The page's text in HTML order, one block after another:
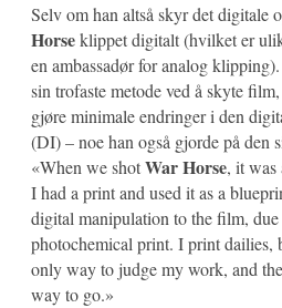
Selv om han altså skyr det digitale
Horseklippet digitalt (hvilket er
en ambassadør for analog
sin trofaste metode ved å skyte
gjøre minimale endringer i den
(DI) – noe han også gjorde på den
«When we shotWar Horse, it was
I had a print and used it as a
digital manipulation to the film,
photochemical print. I print dailies,
only way to judge my work, and
way to go.»